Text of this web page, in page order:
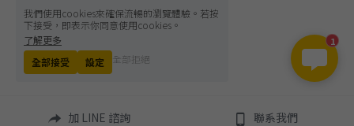
加 LINE 諮詢 聯系我們
我們使用cookies來確保流暢的瀏覽體驗。若按
下接受，即表示你同意使用cookies。
了解更多
全部接受
設定 全部拒絕
1